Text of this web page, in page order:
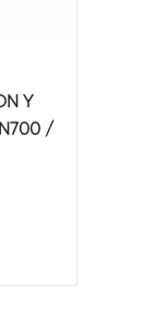
Y
/